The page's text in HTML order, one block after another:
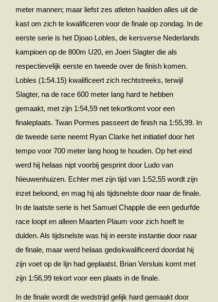
meter mannen; maar liefst zes atleten haalden alles uit de
kast om zich te kwalificeren voor de finale op zondag. In de
eerste serie is het Djoao Lobles, de kersverse Nederlands
kampioen op de 800m U20, en Joeri Slagter die als
respectievelijk eerste en tweede over de finish komen.
Lobles (1:54.15) kwalificeert zich rechtstreeks, terwijl
Slagter, na de race 600 meter lang hard te hebben
gemaakt, met zijn 1:54,59 net tekortkomt voor een
finaleplaats. Twan Pormes passeert de finish na 1:55,99. In
de tweede serie neemt Ryan Clarke het initiatief door het
tempo voor 700 meter lang hoog te houden. Op het eind
werd hij helaas nipt voorbij gesprint door Ludo van
Nieuwenhuizen. Echter met zijn tijd van 1:52,55 wordt zijn
inzet beloond, en mag hij als tijdsnelste door naar de finale.
In de laatste serie is het Samuel Chapple die een gedurfde
race loopt en alleen Maarten Plaum voor zich hoeft te
dulden. Als tijdsnelste was hij in eerste instantie door naar
de finale, maar werd helaas gediskwalificeerd doordat hij
zijn voet op de lijn had geplaatst. Brian Versluis komt met
zijn 1:56,99 tekort voor een plaats in de finale.
In de finale wordt de wedstrijd gelijk hard gemaakt door